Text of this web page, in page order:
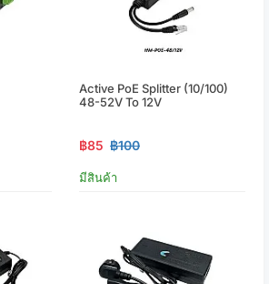
Active PoE Splitter (10/100)
48-52V To 12V
฿85 ฿100
มีสินค้า